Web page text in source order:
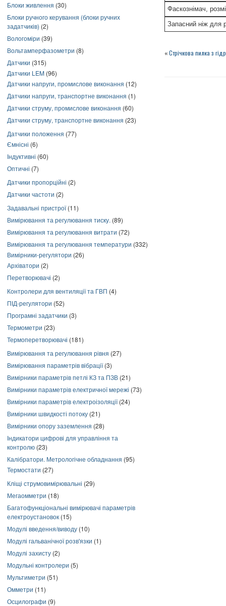
Блоки живлення (30)
Блоки ручного керування (блоки ручних
задатчиків) (2)
Вологоміри (39)
Вольтамперфазометри (8)
Датчики (315)
Датчики LEM (96)
Датчики напруги, промислове виконання (12)
Датчики напруги, транспортне виконання (1)
Датчики струму, промислове виконання (60)
Датчики струму, транспортне виконання (23)
Датчики положення (77)
Ємнісні (6)
Індуктивні (60)
Оптичні (7)
Датчики пропорційні (2)
Датчики частоти (2)
Задавальні пристрої(11)
Вимірювання та регулювання тиску. (89)
Вимірювання та регулювання витрати (72)
Вимірювання та регулювання температури (332)
Вимірники-регулятори (26)
Архіватори (2)
Перетворювачі (2)
Контролери для вентиляції та ГВП (4)
ПІД-регулятори (52)
Програмні задатчики (3)
Термометри (23)
Термоперетворювачі (181)
Вимірювання та регулювання рівня (27)
Вимірювання параметрів вібрації(3)
Вимірники параметрів петлі КЗ та ПЗВ (21)
Вимірники параметрів електричної мережі (73)
Вимірники параметрів електроізоляції(24)
Вимірники швидкості потоку (21)
Вимірники опору заземлення (28)
Індикатори цифрові для управління та
контролю (23)
Калібратори. Метрологічне обладнання (95)
Термостати (27)
Кліщі струмовимірювальні (29)
Мегаомметри (18)
Багатофункціональні вимірювачі параметрів
електроустановок (15)
Модулі введення/виводу (10)
Модулі гальванічної розв'язки (1)
Модулі захисту (2)
Модульні контролери (5)
Мультиметри (51)
Омметри (11)
Осцилографи (9)
Фаскознімач,
Запасний ніж для
«Стрічкова пилка з